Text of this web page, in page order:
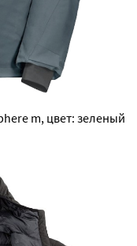
m, цвет: зеленый